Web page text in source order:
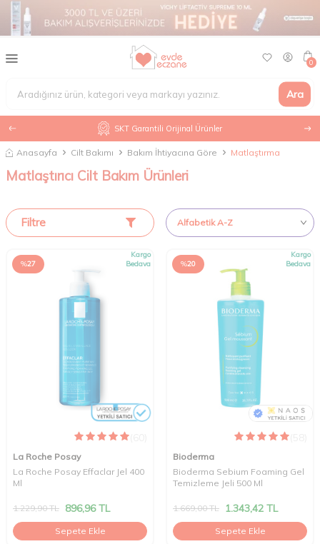
Ara
0
SKT Garantili Orijinal Ürünler
Anasayfa Cilt Bakımı Bakım İhtiyacına Göre Matlaştırma
Matlaştırıcı Cilt Bakım Ürünleri
Filtre
%27
Kargo
Bedava
La Roche Posay
La Roche Posay Effaclar Jel 400
Ml
1.229,90TL 896,96TL
Sepete Ekle
%20
Kargo
Bedava
Bioderma
Bioderma Sebium Foaming Gel
Temizleme Jeli 500 Ml
1.669,00TL 1.343,42 TL
Sepete Ekle